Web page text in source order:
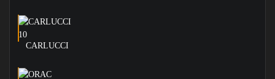
CARLUCCI